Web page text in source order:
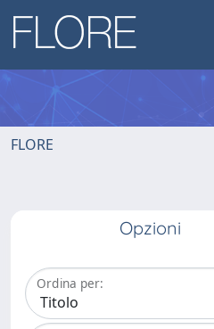
FLORE
Opzioni
Ordina per: